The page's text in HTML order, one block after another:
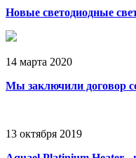
Новые светодиодные
14 марта 2020
Мы заключили договор
13 октября 2019